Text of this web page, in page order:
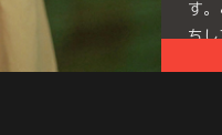
す
ち